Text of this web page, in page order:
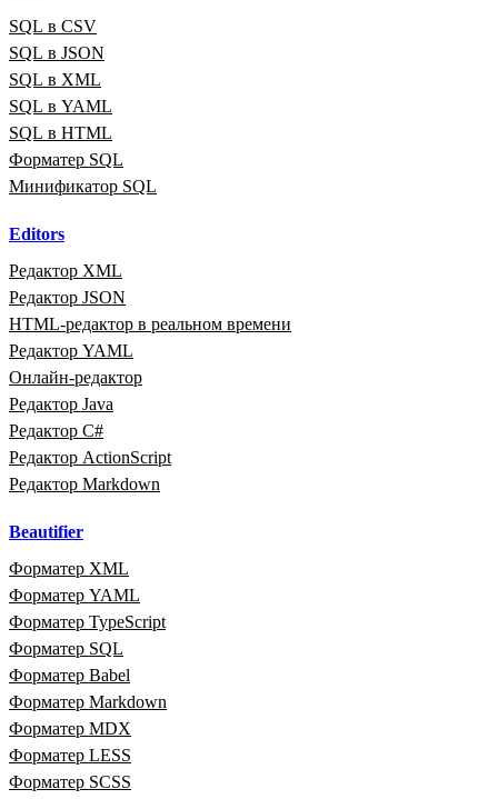
SQL в CSV
SQL в JSON
SQL в XML
SQL в YAML
SQL в HTML
Форматер SQL
Минификатор SQL
Editors
Редактор XML
Редактор JSON
HTML‑редактор в реальном времени
Редактор YAML
Онлайн‑редактор
Редактор Java
Редактор C#
Редактор ActionScript
Редактор Markdown
Beautifier
Форматер XML
Форматер YAML
Форматер TypeScript
Форматер SQL
Форматер Babel
Форматер Markdown
Форматер MDX
Форматер LESS
Форматер SCSS